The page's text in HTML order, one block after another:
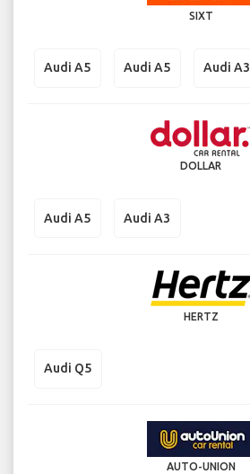
SIXT
Audi A5 Audi A5 Audi A3
DOLLAR
Audi A5 Audi A3
HERTZ
Audi Q5
AUTO-UNION